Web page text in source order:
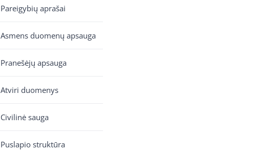
Pareigybių aprašai
Asmens duomenų apsauga
Pranešėjų apsauga
Atviri duomenys
Civilinė sauga
Puslapio struktūra